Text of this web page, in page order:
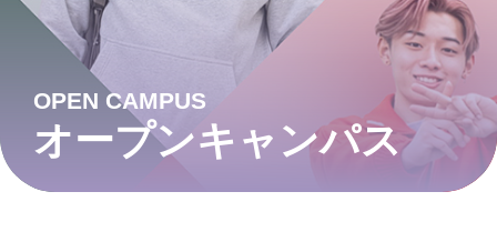
OPEN CAMPUS
オープンキャンパス